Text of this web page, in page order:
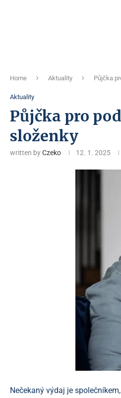
Home Aktuality Půjčka
Aktuality
Půjčka pro
složenky
written byCzeko 12. 1. 2025
Nečekaný výdaj je